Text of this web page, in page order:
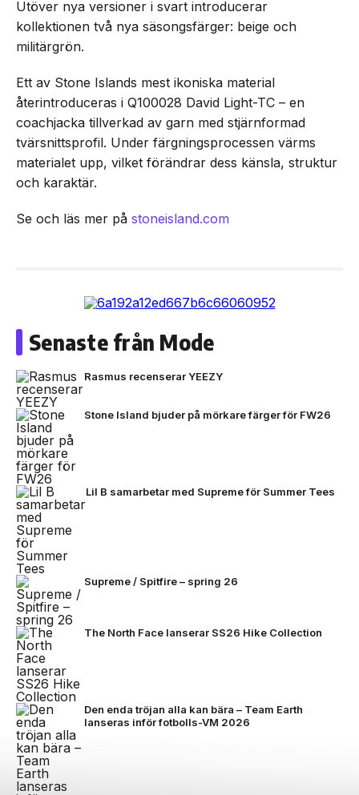
Utöver nya versioner i svart introducerar
kollektionen två nya säsongsfärger: beige och
militärgrön.
Ett av Stone Islands mest ikoniska material
återintroduceras i Q100028 David Light-TC – en
coachjacka tillverkad av garn med stjärnformad
tvärsnittsprofil. Under färgningsprocessen värms
materialet upp, vilket förändrar dess känsla, struktur
och karaktär.
Se och läs mer på stoneisland.com
Senaste från Mode
Rasmus recenserar YEEZY
Stone Island bjuder på mörkare färger för FW26
Lil B samarbetar med Supreme för Summer Tees
Supreme / Spitfire – spring 26
The North Face lanserar SS26 Hike Collection
Den enda tröjan alla kan bära – Team Earth
lanseras inför fotbolls-VM 2026